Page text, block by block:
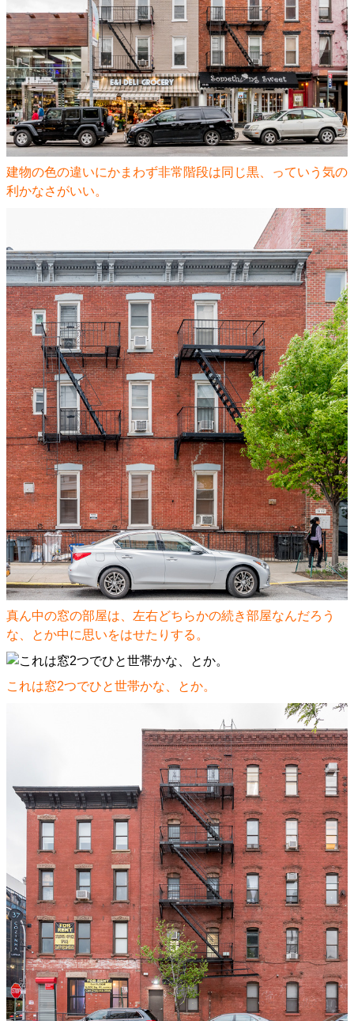
建物の色の違いにかまわず非常階段は同じ黒、っていう気の
利かなさがいい。
真ん中の窓の部屋は、左右どちらかの続き部屋なんだろう
な、とか中に思いをはせたりする。
これは窓2つでひと世帯かな、とか。